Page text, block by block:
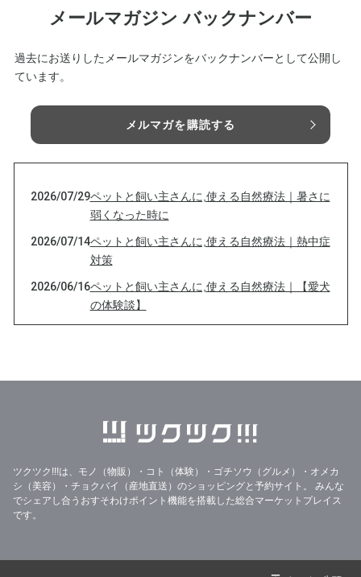
メールマガジン バックナンバー
過去にお送りしたメールマガジンをバックナンバーとして公開し
ています。
メルマガを購読する
2026/07/29ペットと飼い主さんに,使える自然療法｜暑さに
弱くなった時に
2026/07/14ペットと飼い主さんに,使える自然療法｜熱中症
対策
2026/06/16ペットと飼い主さんに,使える自然療法｜【愛犬
の体験談】
ペットと飼い主さんに,使える自然療法｜動物た
ちにも香害ってあるのかな？
2026/04/10 ペットと飼い主さんに,使える自然療法｜華やか
な春のお庭に潜む「意外なリスク」
2026/03/26
ツクツク!!!は、モノ（物販）・コト（体験）・ゴチソウ（グルメ）・オメカ
シ（美容）・チョクバイ（産地直送）のショッピングと予約サイト。
みんな
でシェアし合うおすそわけポイント機能を搭載した総合マーケットプレイス
です。